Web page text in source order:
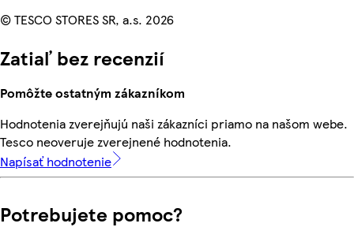
© TESCO STORES SR, a.s. 2026
Zatiaľ bez recenzií
Pomôžte ostatným zákazníkom
Hodnotenia zverejňujú naši zákazníci priamo na našom webe.
Tesco neoveruje zverejnené hodnotenia.
Napísať hodnotenie
Potrebujete pomoc?